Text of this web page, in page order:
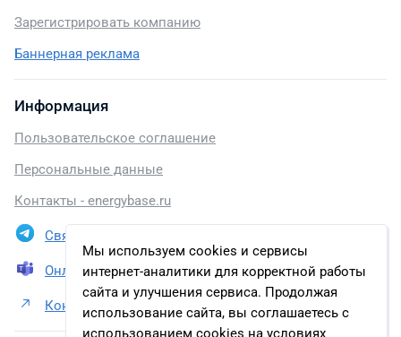
Мы используем cookies и сервисы
интернет-аналитики для корректной работы
сайта и улучшения сервиса. Продолжая
использование сайта, вы соглашаетесь с
использованием cookies на условиях
Зарегистрировать компанию
Баннерная реклама
Информация
Пользовательское соглашение
Персональные данные
Контакты - energybase.ru
Связаться в Telegram
Онлайн презентация
Контакты ООО «УК «Ветроэнергетика»